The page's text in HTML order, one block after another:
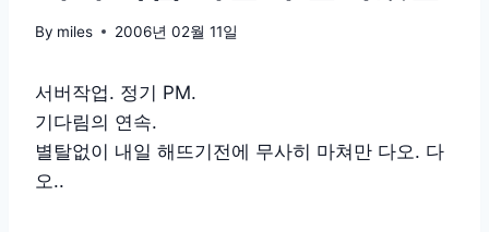
By miles 2006년 02월 11일
서버작업. 정기 PM.
기다림의 연속.
별탈없이 내일 해뜨기전에 무사히 마쳐만 다오. 다
오..